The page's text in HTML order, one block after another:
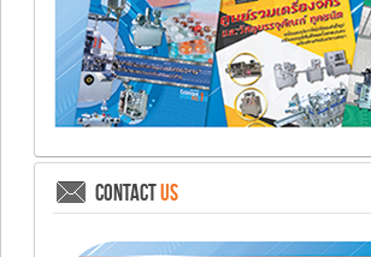
CONTACTUS